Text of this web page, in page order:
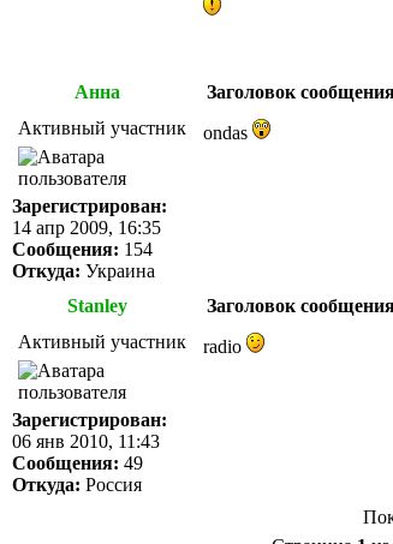
Анна Заголовок
Активный участник
Зарегистрирован:
14 апр 2009, 16:35
Сообщения: 154
Откуда: Украина
ondas
Stanley Заголовок
Активный участник
Зарегистрирован:
06 янв 2010, 11:43
Сообщения: 49
Откуда: Россия
radio